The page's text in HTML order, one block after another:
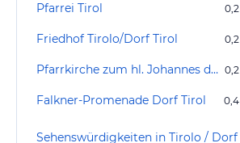
Pfarrei Tirol 0,2
Friedhof Tirolo/Dorf Tirol 0,2
Pfarrkirche zum hl. Johannes dem Täufer 0,2
Falkner-Promenade Dorf Tirol 0,4